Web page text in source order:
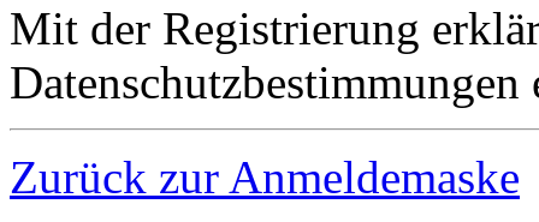
Mit der Registrierung
Datenschutzbestimmungen
Zurück zur Anmeldemaske